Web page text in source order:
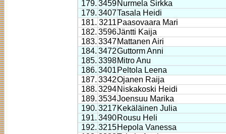
179. 3459Nurmela Sirkka
179. 3407Tasala Heidi
181. 3211 Paasovaara Mari
182. 3596Jäntti Kaija
183. 3347Mattanen Airi
184. 3472Guttorm Anni
185. 3398Mitro Anu
186. 3401 Peltola Leena
187. 3342Ojanen Raija
188. 3294Niskakoski Heidi
189. 3534Joensuu Marika
190. 3217Kekäläinen Julia
191. 3490Rousu Heli
192. 3215Hepola Vanessa